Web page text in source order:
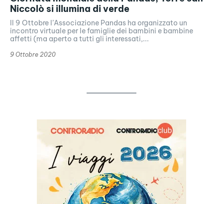
Niccolò si illumina di verde
Il 9 Ottobre l’Associazione Pandas ha organizzato un
incontro virtuale per le famiglie dei bambini e bambine
affetti (ma aperto a tutti gli interessati,...
9 Ottobre 2020